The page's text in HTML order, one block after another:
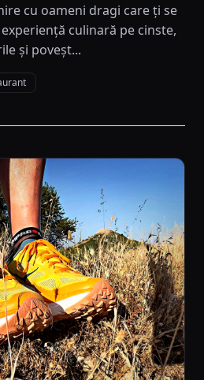
cu oameni dragi care ți se
culinară pe cinste,
și poveșt...